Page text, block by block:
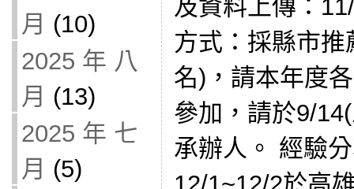
月 (10)
2025 年 八
月 (13)
2025 年 七
月 (5)
及資料上傳：
方式：採縣市
名)，請本年度
參加，請於9/
承辦人。 經驗